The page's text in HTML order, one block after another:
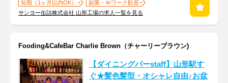
短期（1ヶ月以内OK）
副業・Ｗワーク歓迎
サンヨー缶詰株式会社 山形工場の求人一覧を見る
Fooding&CafeBar Charlie Brown（チャーリーブラウン)
【ダイニングバーstaff】山形駅す
ぐ★髪色髪型・オシャレ自由♪お盆